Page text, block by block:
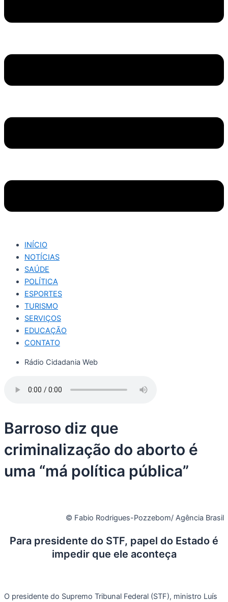
INÍCIO
NOTÍCIAS
SAÚDE
POLÍTICA
ESPORTES
TURISMO
SERVIÇOS
EDUCAÇÃO
CONTATO
Rádio Cidadania Web
Barroso diz que
criminalização do aborto é
uma “má política pública”
© Fabio Rodrigues-Pozzebom/ Agência Brasil
Para presidente do STF, papel do Estado é
impedir que ele aconteça
O presidente do Supremo Tribunal Federal (STF), ministro Luís